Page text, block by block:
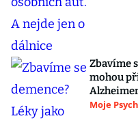
Zbavíme
mohou
Moje